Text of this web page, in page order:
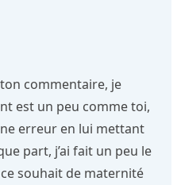
commentaire, je
est un peu comme toi,
erreur en lui mettant
part, j’ai fait un peu le
souhait de maternité